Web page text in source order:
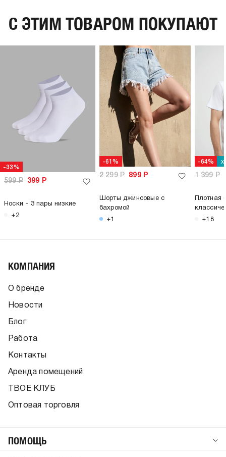
C ЭТИМ ТОВАРОМ ПОКУПАЮТ
-33%
599Р 399 Р
Носки - 3 пары низкие
+2
-61%
2 299Р 899Р
Шорты джинсовые с
бахромой
+1
-64%
1 399Р
Плотная
+18
КОМПАНИЯ
О бренде
Новости
Блог
Работа
Контакты
Аренда помещений
ТВОЕ КЛУБ
Оптовая торговля
ПОМОЩЬ